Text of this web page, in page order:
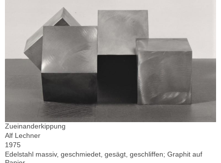
Zueinanderkippung
Alf Lechner
1975
Edelstahl massiv, geschmiedet, gesägt, geschliffen; Graphit auf